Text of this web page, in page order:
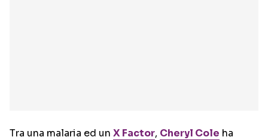
Tra una malaria ed un X Factor, Cheryl Cole ha